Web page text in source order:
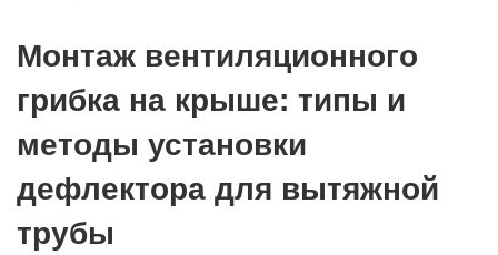
Монтаж вентиляционного
грибка на крыше: типы и
методы установки
дефлектора для вытяжной
трубы